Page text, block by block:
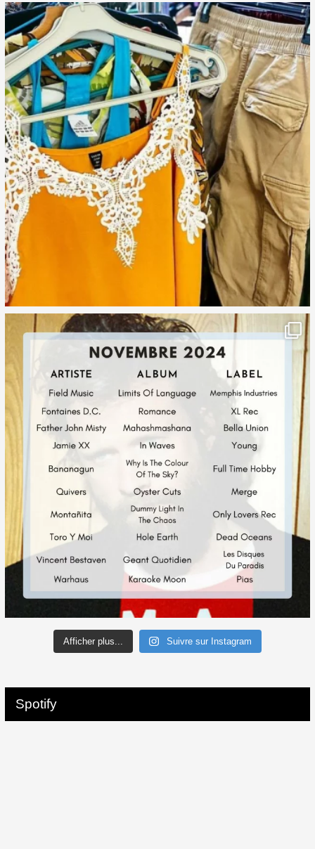
Afficher plus... Suivre sur Instagram
Spotify